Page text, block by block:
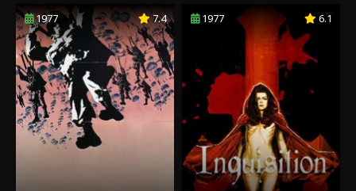
1977 7.4 1977 6.1